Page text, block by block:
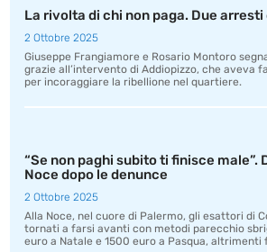
La rivolta di chi non paga. Due
2 Ottobre 2025
Giuseppe Frangiamore e Rosario Montoro
grazie all’intervento di Addiopizzo, che aveva
per incoraggiare la ribellione nel quartiere.
“Se non paghi subito ti finisce male”.
Noce dopo le denunce
2 Ottobre 2025
Alla Noce, nel cuore di Palermo, gli esattori di
tornati a farsi avanti con metodi parecchio
euro a Natale e 1500 euro a Pasqua, altrimenti